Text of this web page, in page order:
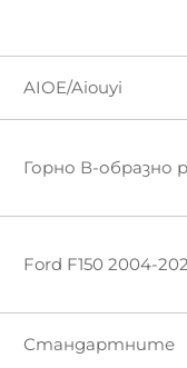
AIOE/Aiouyi
Горно В-образно
Ford F150 2004-
Стандартните